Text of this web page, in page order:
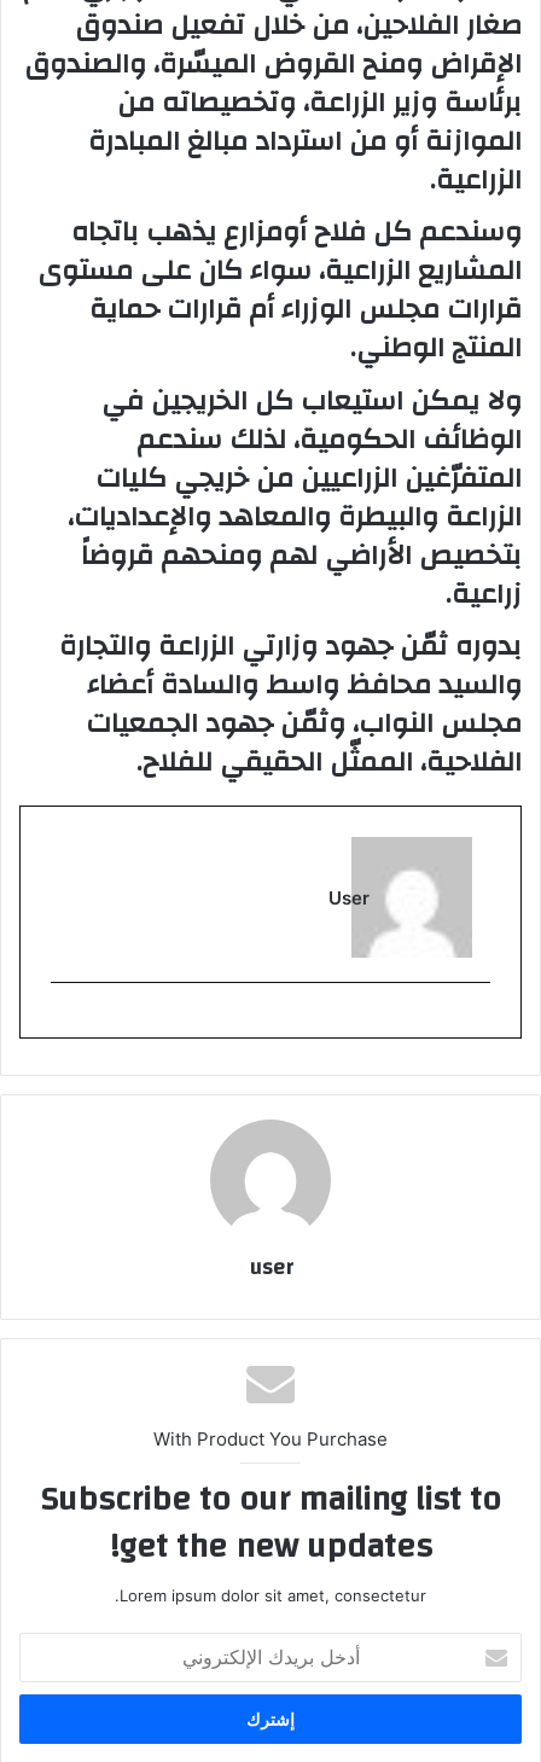
صغار الفلاحين، من خلال تفعيل صندوق
الإقراض ومنح القروض الميسّرة، والصندوق
برئاسة وزير الزراعة، وتخصيصاته من
الموازنة أو من استرداد مبالغ المبادرة
الزراعية.
وسندعم كل فلاح أومزارع يذهب باتجاه
المشاريع الزراعية، سواء كان على مستوى
قرارات مجلس الوزراء أم قرارات حماية
المنتج الوطني.
ولا يمكن استيعاب كل الخريجين في
الوظائف الحكومية، لذلك سندعم
المتفرّغين الزراعيين من خريجي كليات
الزراعة والبيطرة والمعاهد والإعداديات،
بتخصيص الأراضي لهم ومنحهم قروضاً
زراعية.
بدوره ثمّن جهود وزارتي الزراعة والتجارة
والسيد محافظ واسط والسادة أعضاء
مجلس النواب، وثمّن جهود الجمعيات
الفلاحية، الممثّل الحقيقي للفلاح.
User
user
With Product You Purchase
Subscribe to our mailing list to
get the new updates!
Lorem ipsum dolor sit amet, consectetur.
بريدك
الإلكتروني